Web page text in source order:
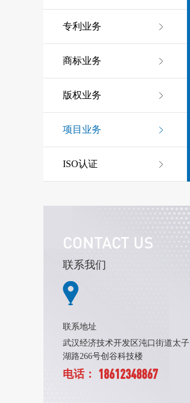
专利业务
商标业务
版权业务
项目业务
ISO认证
CONTACT US
联系我们
联系地址
武汉经济技术开发区沌口街道太子
湖路266号创谷科技楼
电话： 18612348867